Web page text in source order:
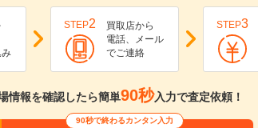
STEP2
買取店から
電話、メール
でご連絡
STEP3
情報を確認したら簡単90秒入力で査定依頼！
90秒で終わるカンタン入力